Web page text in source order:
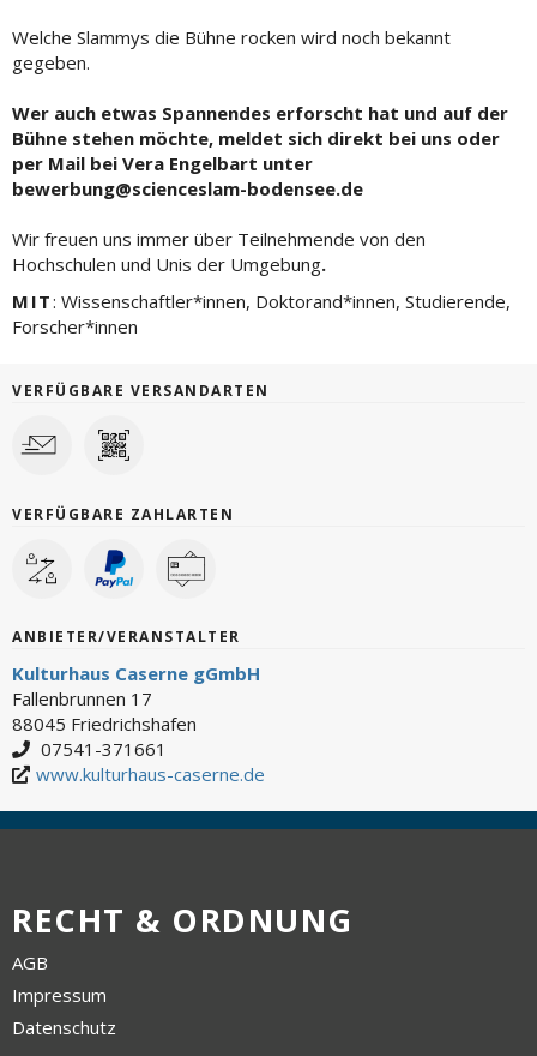
Welche Slammys die Bühne rocken wird noch bekannt
gegeben.
Wer auch etwas Spannendes erforscht hat und auf der
Bühne stehen möchte, meldet sich direkt bei uns oder
per Mail bei Vera Engelbart unter
bewerbung@scienceslam-bodensee.de
Wir freuen uns immer über Teilnehmende von den
Hochschulen und Unis der Umgebung.
MIT: Wissenschaftler*innen, Doktorand*innen, Studierende,
Forscher*innen
VERFÜGBARE VERSANDARTEN
VERFÜGBARE ZAHLARTEN
ANBIETER/VERANSTALTER
Kulturhaus Caserne gGmbH
Fallenbrunnen 17
88045 Friedrichshafen
07541-371661
www.kulturhaus-caserne.de
RECHT & ORDNUNG
AGB
Impressum
Datenschutz